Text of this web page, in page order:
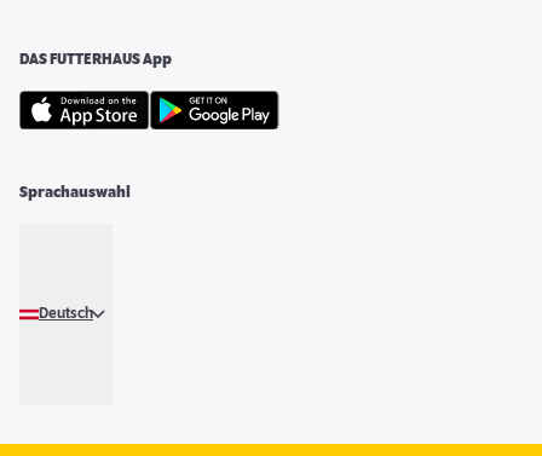
DAS FUTTERHAUS App
Sprachauswahl
Deutsch